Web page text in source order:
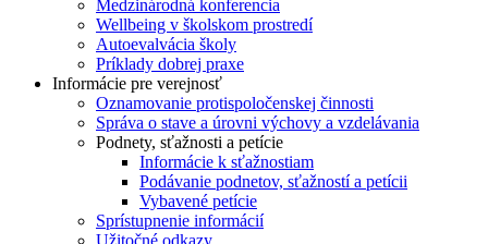
Medzinárodná konferencia
Wellbeing v školskom prostredí
Autoevalvácia školy
Príklady dobrej praxe
Informácie pre verejnosť
Oznamovanie protispoločenskej činnosti
Správa o stave a úrovni výchovy a vzdelávania
Podnety, sťažnosti a petície
Informácie k sťažnostiam
Podávanie podnetov, sťažností a petícii
Vybavené petície
Sprístupnenie informácií
Užitočné odkazy